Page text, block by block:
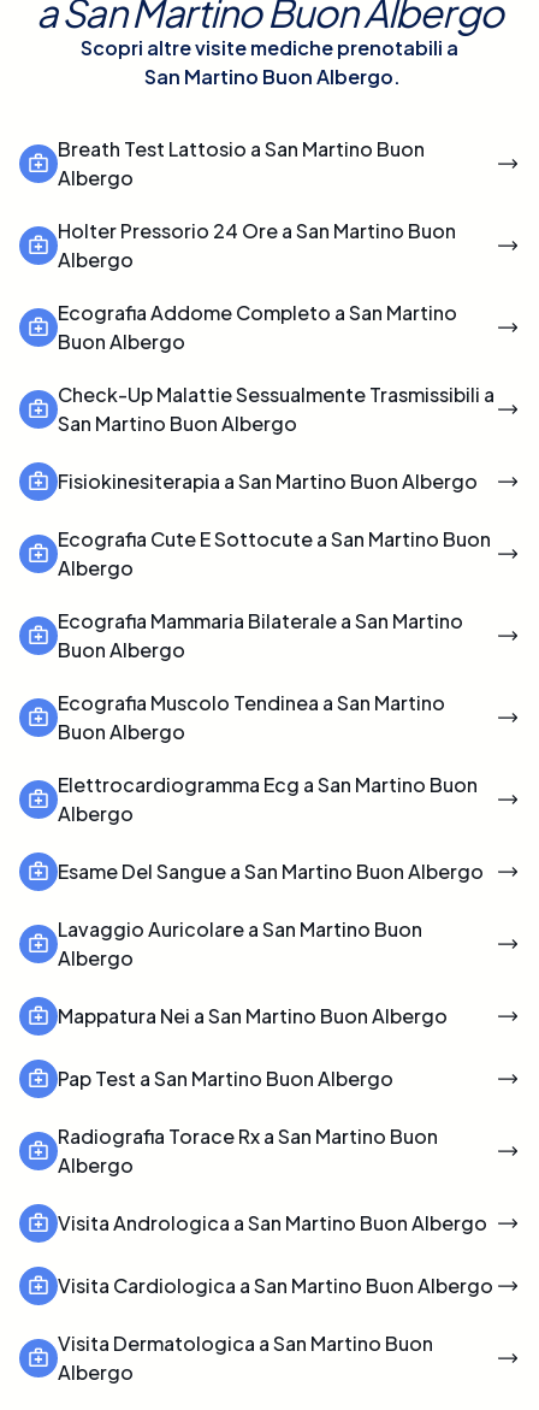
aSan Martino Buon Albergo
Scopri altre visite mediche prenotabili a
San Martino Buon Albergo.
Breath Test Lattosio a San Martino Buon
Albergo
Holter Pressorio 24 Ore a San Martino Buon
Albergo
Ecografia Addome Completo a San Martino
Buon Albergo
Check-Up Malattie Sessualmente Trasmissibili a
San Martino Buon Albergo
Fisiokinesiterapia a San Martino Buon Albergo
Ecografia Cute E Sottocute a San Martino Buon
Albergo
Ecografia Mammaria Bilaterale a San Martino
Buon Albergo
Ecografia Muscolo Tendinea a San Martino
Buon Albergo
Elettrocardiogramma Ecg a San Martino Buon
Albergo
Esame Del Sangue a San Martino Buon Albergo
Lavaggio Auricolare a San Martino Buon
Albergo
Mappatura Nei a San Martino Buon Albergo
Pap Test a San Martino Buon Albergo
Radiografia Torace Rx a San Martino Buon
Albergo
Visita Andrologica a San Martino Buon Albergo
Visita Cardiologica a San Martino Buon Albergo
Visita Dermatologica a San Martino Buon
Albergo